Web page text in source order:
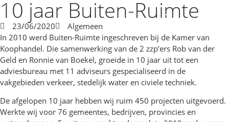
10 jaar Buiten-Ruimte
23/06/2020
Algemeen
In 2010 werd Buiten-Ruimte ingeschreven bij de Kamer van
Koophandel. Die samenwerking van de 2 zzp’ers Rob van der
Geld en Ronnie van Boekel, groeide in 10 jaar uit tot een
adviesbureau met 11 adviseurs gespecialiseerd in de
vakgebieden verkeer, stedelijk water en civiele techniek.
De afgelopen 10 jaar hebben wij ruim 450 projecten uitgevoerd.
Werkte wij voor 76 gemeentes, bedrijven, provincies en